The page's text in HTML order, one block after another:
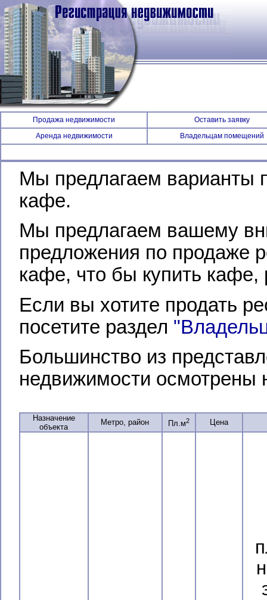
Продажа недвижимости
Оставить заявку
Аренда недвижимости
Владельцам помещений
Мы предлагаем варианты
кафе.
Мы предлагаем вашему
предложения по продаже
кафе, что бы купить
Если вы хотите продать
посетите раздел
Большинство из
недвижимости
Назначение
объекта
Метро, район Пл.м2 Цена